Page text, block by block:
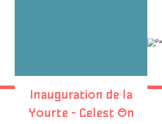
Inauguration de la
Yourte - Celest On